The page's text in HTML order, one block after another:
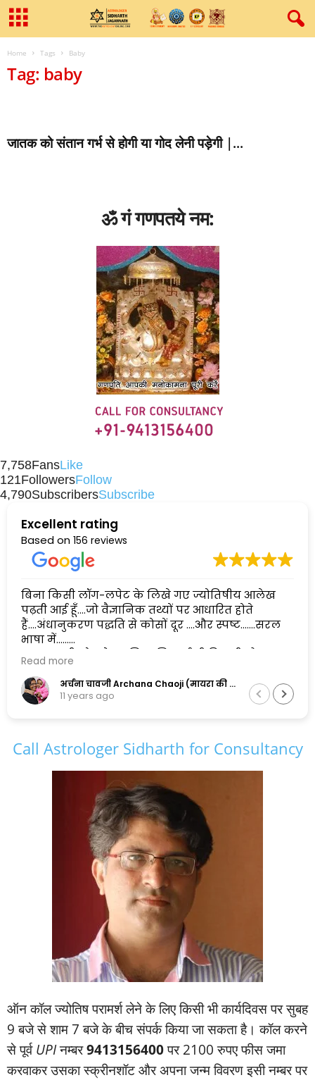
Home Tags Baby
Tag: baby
जातक को संतान गर्भ से होगी या गोद लेनी पड़ेगी |...
ॐ गं गणपतये नम:
7,758FansLike
121FollowersFollow
4,790SubscribersSubscribe
Excellent rating
Based on 156 reviews
बिना किसी लॉग-लपेट के लिखे गए ज्योतिषीय आलेख
पढ़ती आई हूँ....जो वैज्ञानिक तथ्यों पर आधारित होते
हैं....अंधानुकरण पद्धति से कोसों दूर ....और स्पष्ट.......सरल
भाषा में......
एक सुलझी सोच के मालिक सिद्धार्थ जी पिछली और
अगली दोनों पीढ़ियों के सामंजस्य को बनाए रखने में
सफल है,और इसलिए मैं इनकी कायल हूँ.......
Read more
अर्चना चावजी Archana Chaoji (मायरा की नानी)
11 years ago
Call Astrologer Sidharth for Consultancy
ऑन कॉल ज्‍योतिष परामर्श लेने के लिए किसी भी कार्यदिवस पर सुबह
9 बजे से शाम 7 बजे के बीच संपर्क किया जा सकता है। कॉल करने
से पूर्वUPIनम्‍बर9413156400पर 2100 रुपए फीस जमा
करवाकर उसका स्‍क्रीनशॉट और अपना जन्‍म विवरण इसी नम्‍बर पर